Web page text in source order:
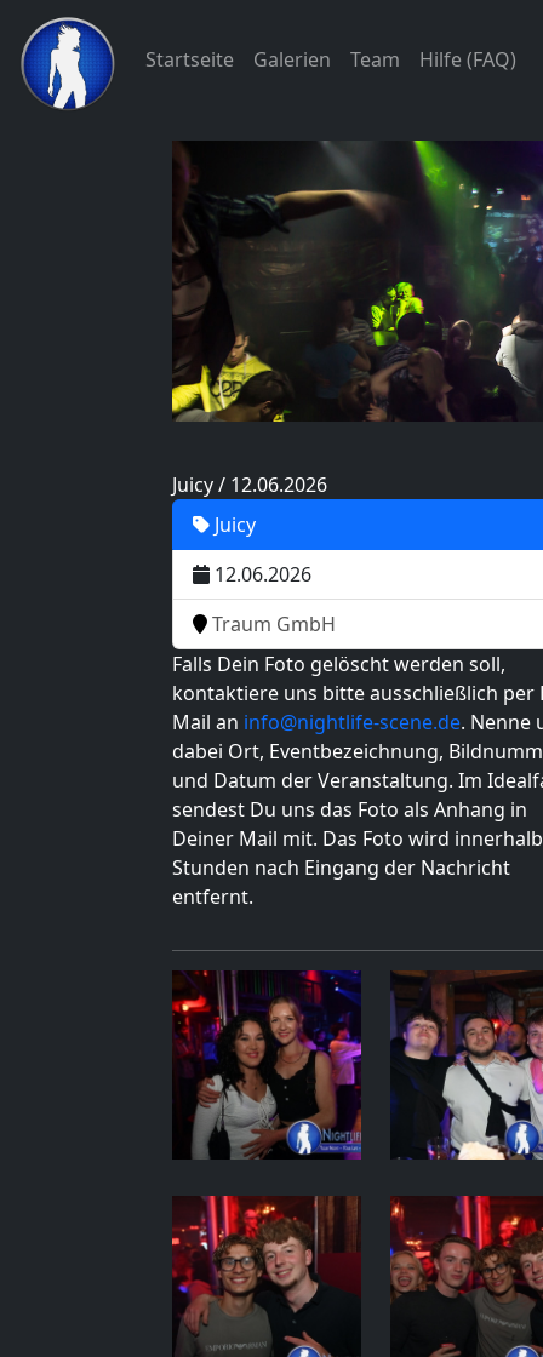
Startseite Galerien Team Hilfe (FAQ)
Juicy / 12.06.2026
Juicy
12.06.2026
Traum GmbH
Falls Dein Foto gelöscht werden soll,
kontaktiere uns bitte ausschließlich per
Mail an info@nightlife-scene.de. Nenne
dabei Ort, Eventbezeichnung,
und Datum der Veranstaltung. Im
sendest Du uns das Foto als Anhang in
Deiner Mail mit. Das Foto wird
Stunden nach Eingang der Nachricht
entfernt.